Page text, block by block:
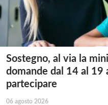
Sostegno, al via la
domande dal 14 al 19
partecipare
06 agosto 2026